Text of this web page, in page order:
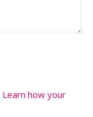
Learn how your